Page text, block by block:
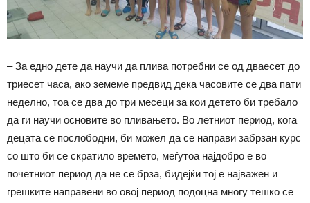
– За едно дете да научи да плива потребни се од дваесет до
триесет часа, ако земеме предвид дека часовите се два пати
неделно, тоа се два до три месеци за кои детето би требало
да ги научи основите во пливањето. Во летниот период, кога
децата се послободни, би можел да се направи забрзан курс
со што би се скратило времето, меѓутоа најдобро е во
почетниот период да не се брза, бидејќи тој е најважен и
грешките направени во овој период подоцна многу тешко се